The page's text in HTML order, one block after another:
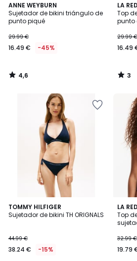
ANNE WEYBURN
Sujetador de bikini triángulo de
punto piqué
29.99 €
16.49 € -45%
4,6
/ 5
4,6
/
LA
Top
punto
29.99 €
16.49
3
/
5
2
3
/
TOMMY HILFIGER
Sujetador de bikini TH ORIGNALS
44.99 €
38.24 € -15%
LA
Top
32.99 €
19.79
3,3
/ 5
2